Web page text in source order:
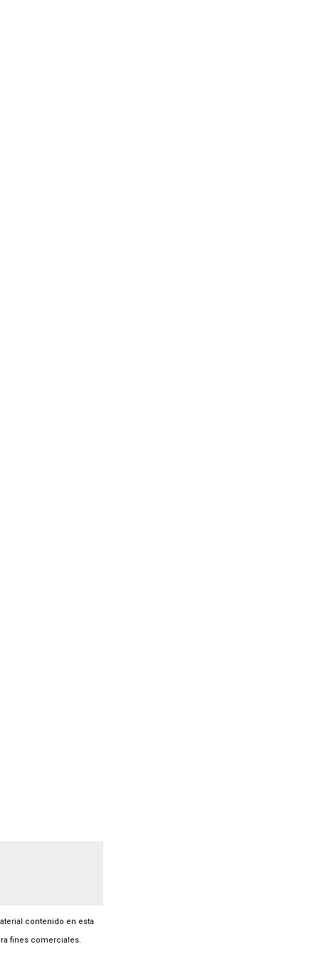
contenido en esta
fines comerciales.